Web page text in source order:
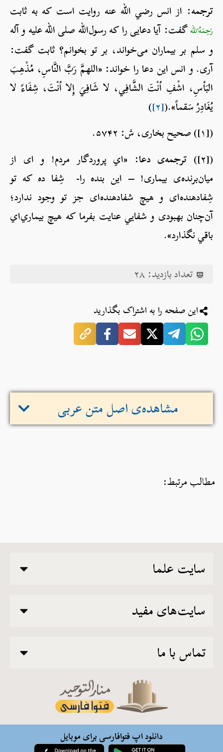
ترجمه: از انس رضي الله عنه روایت است که به ثابت
رَحِمَهُ‌اللهگفت: آیا دعایی را که رسول‌الله صلی الله علیه و آله
و سلم بر بیماران می‌خواند، بر تو بخوانم؟ ثابت گفت:
آری. و انس این دعا را خواند: «اللهمَّ رَبَّ النَّاسِ، مُذْهِبَ
البَأسِ، اشْفِ أنْتَ الشَّافِي، لا شَافِيَ إِلا أنْتَ، شِفَاءً لا
يُغَادِرُ سَقماً».([۲] )
([۱]) صحیح بخاری، ش: ۵۷۴۲.
([۲])
ترجمه‌ی دعا: «اي پروردگار مردم! و ای از
میان‌برنده‌ی بیماری! – این بنده را- شِفا ده که تو
شِفادهنده‌ای و هیچ شفادهنده‌ای جز تو وجود ندارد؛
آن‌چنان بهبودی و شفايي عنايت بفرما كه هيچ‌ بيماري‌اي
باقي نگذارد».
تعداد بازدید: ۲۸
این صفحه را به اشتراک بگذارید
مشاهده‌ی اصل متن عربی
مطالب مرتبط:
سایت علما
سایت‌های مفید
تماس با ما
دانلود اپ فتوافارسی برای موبایل